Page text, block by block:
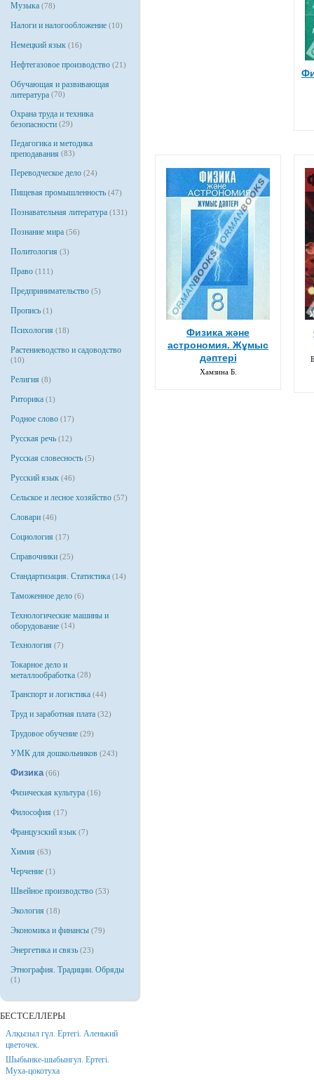
Музыка (78)
Налоги и налогообложение (10)
Немецкий язык (16)
Нефтегазовое производство (21)
Обучающая и развивающая
литература (70)
Охрана труда и техника
безопасности (29)
Педагогика и методика
преподавания (83)
Переводческое дело (24)
Пищевая промышленность (47)
Познавательная литература (131)
Познание мира (56)
Политология (3)
Право (111)
Предпринимательство (5)
Пропись (1)
Психология (18)
Растениеводство и садоводство
(10)
Религия (8)
Риторика (1)
Родное слово (17)
Русская речь (12)
Русская словесность (5)
Русский язык (46)
Сельское и лесное хозяйство (57)
Словари (46)
Социология (17)
Справочники (25)
Стандартизация. Статистика (14)
Таможенное дело (6)
Технологические машины и
оборудование (14)
Технология (7)
Токарное дело и
металлообработка (28)
Транспорт и логистика (44)
Труд и заработная плата (32)
Трудовое обучение (29)
УМК для дошкольников (243)
Физика (66)
Физическая культура (16)
Философия (17)
Французский язык (7)
Химия (63)
Черчение (1)
Швейное производство (53)
Экология (18)
Экономика и финансы (79)
Энергетика и связь (23)
Этнография. Традиции. Обряды
(1)
БЕСТСЕЛЛЕРЫ
Алқызыл гүл. Ертегі. Аленький
цветочек.
Шыбынке-шыбынгул. Ертегі.
Муха-цокотуха
Физика және
астрономия. Жұмыс
дәптері
Хамзина Б.